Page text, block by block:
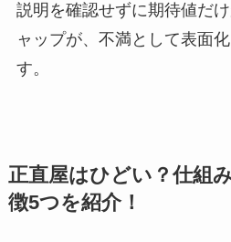
説明を確認せずに期待値だ
ャップが、不満として表面
す。
正直屋はひどい？仕組
徴5つを紹介！